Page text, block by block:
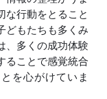
な行動をとること
どもたちも多くみ
、多くの成功体験
ることで感覚統合
を心がけていま